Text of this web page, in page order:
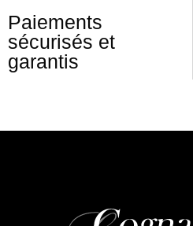
Paiements
sécurisés et
garantis